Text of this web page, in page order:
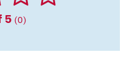
5 (0)